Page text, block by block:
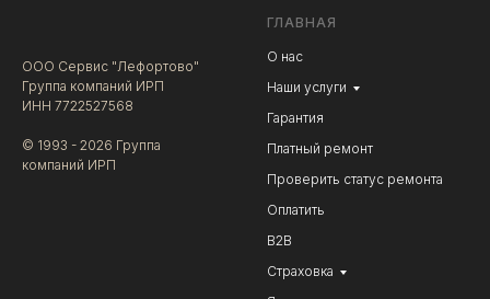
ООО Сервис "Лефортово"
Группа компаний ИРП
ИНН 7722527568
© 1993 - 2026 Группа
компаний ИРП
ГЛАВНАЯ
О нас
Наши услуги
Гарантия
Платный ремонт
Проверить статус ремонта
Оплатить
В2В
Страховка